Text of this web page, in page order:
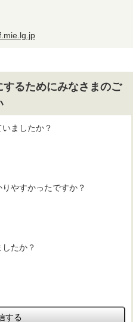
るためにみなさまのご
ましたか？
やすかったですか？
たか？